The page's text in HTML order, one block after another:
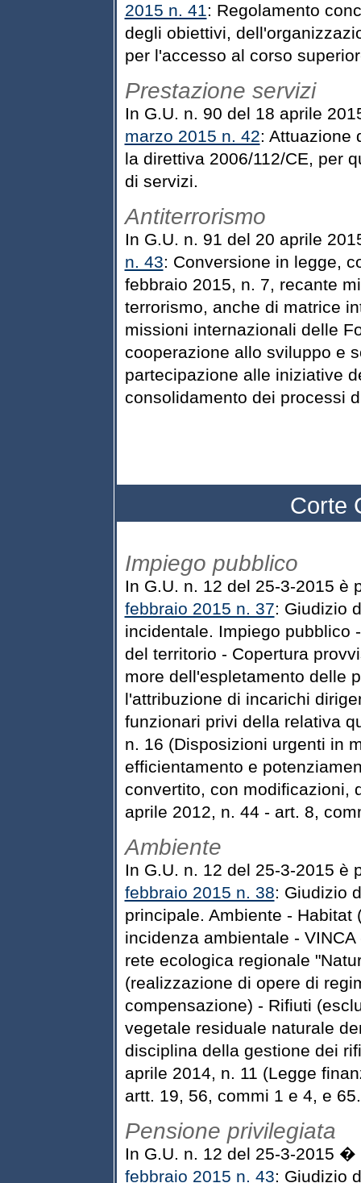
2015 n. 41: Regolamento
degli obiettivi,
per l'accesso al corso
Prestazione servizi
In G.U. n. 90 del 18 aprile
marzo 2015 n. 42: Attuazione
la direttiva 2006/112/CE, per
di servizi.
Antiterrorismo
In G.U. n. 91 del 20 aprile
n. 43: Conversione in legge,
febbraio 2015, n. 7, recante
terrorismo, anche di matrice
missioni internazionali delle
cooperazione allo sviluppo e
partecipazione alle iniziative
consolidamento dei processi
Corte
Impiego pubblico
In G.U. n. 12 del 25-3-2015 è
febbraio 2015 n. 37: Giudizio
incidentale. Impiego pubblico
del territorio - Copertura
more dell'espletamento delle
l'attribuzione di incarichi
funzionari privi della relativa
n. 16 (Disposizioni urgenti in
efficientamento e
convertito, con modificazioni,
aprile 2012, n. 44 - art. 8,
Ambiente
In G.U. n. 12 del 25-3-2015 è
febbraio 2015 n. 38: Giudizio
principale. Ambiente -
incidenza ambientale -
rete ecologica regionale
(realizzazione di opere di
compensazione) - Rifiuti
vegetale residuale naturale
disciplina della gestione dei
aprile 2014, n. 11 (Legge
artt. 19, 56, commi 1 e 4, e 65.
Pensione privilegiata
In G.U. n. 12 del 25-3-2015
febbraio 2015 n. 43: Giudizio